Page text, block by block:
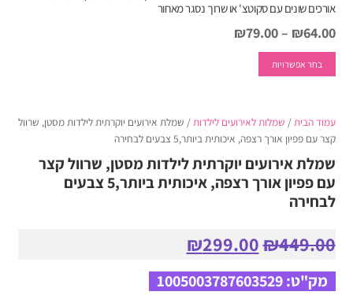
אורכים שונים עם סקוטצ' או שרוך נסגר מאחור
₪64.00
–
₪79.00
בחר אפשרויות
סוגים.
לבחור
את
המוצר
עמוד הבית/ שמלות לאירועים לילדות/ שמלת אירועים יוקרתית לילדות מסטן, שרוול
קצר עם פפיון אורך רצפה, איכותית ביותר,5 צבעים לבחירה
שמלת אירועים יוקרתית לילדות מסטן, שרוול קצר
עם פפיון אורך רצפה, איכותית ביותר,5 צבעים
לבחירה
₪449.00 המחיר
המקורי
היה:
₪299.00
הנוכחי
הוא: מק"ט:1005003787603529